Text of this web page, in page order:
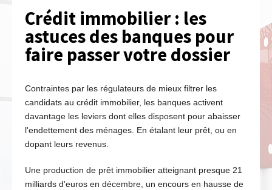
Crédit immobilier : les
astuces des banques pour
faire passer votre dossier
Contraintes par les régulateurs de mieux filtrer les
candidats au crédit immobilier, les banques activent
davantage les leviers dont elles disposent pour abaisser
l'endettement des ménages. En étalant leur prêt, ou en
dopant leurs revenus.
Une production de prêt immobilier atteignant presque 21
milliards d'euros en décembre, un encours en hausse de